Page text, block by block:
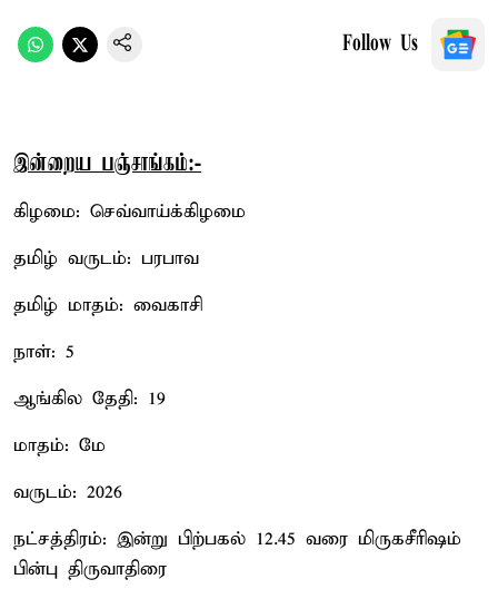
Follow Us
இன்றைய பஞ்சாங்கம்:-
கிழமை: செவ்வாய்க்கிழமை
தமிழ் வருடம்: பரபாவ
தமிழ் மாதம்: வைகாசி
நாள்: 5
ஆங்கில தேதி: 19
மாதம்: மே
வருடம்: 2026
நட்சத்திரம்: இன்று பிற்பகல் 12.45 வரை மிருகசீரிஷம்
பின்பு திருவாதிரை